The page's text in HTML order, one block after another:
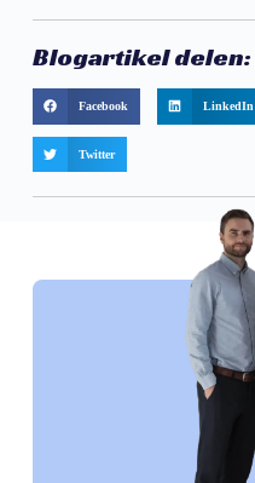
Blogartikel delen:
Facebook LinkedIn
Twitter